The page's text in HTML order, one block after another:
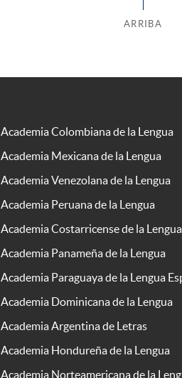
ARRIBA
Academia Colombiana de la Lengua
Academia Mexicana de la Lengua
Academia Venezolana de la Lengua
Academia Peruana de la Lengua
Academia Costarricense de la Lengua
Academia Panameña de la Lengua
Academia Paraguaya de la Lengua
Academia Dominicana de la Lengua
Academia Argentina de Letras
Academia Hondureña de la Lengua
Academia Norteamericana de la